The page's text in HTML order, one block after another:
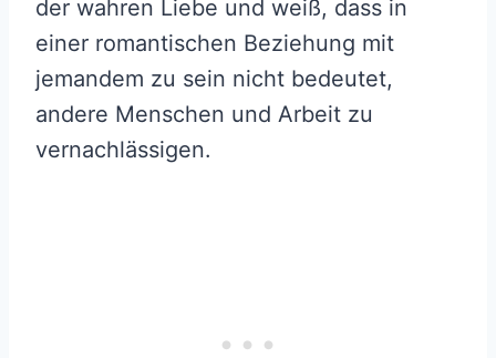
der wahren Liebe und weiß, dass in
einer romantischen Beziehung mit
jemandem zu sein nicht bedeutet,
andere Menschen und Arbeit zu
vernachlässigen.